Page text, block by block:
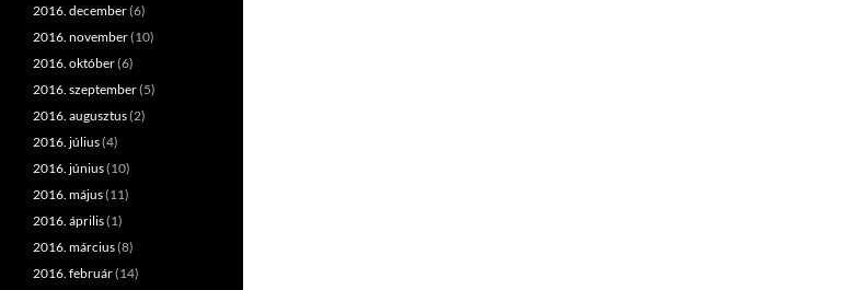
2016. december(6)
2016. november(10)
2016. október(6)
2016. szeptember(5)
2016. augusztus(2)
2016. július(4)
2016. június(10)
2016. május(11)
2016. április(1)
2016. március(8)
2016. február(14)